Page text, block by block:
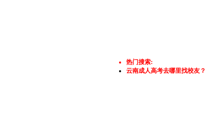
热门搜索:
云南成人高考去哪里找校友？